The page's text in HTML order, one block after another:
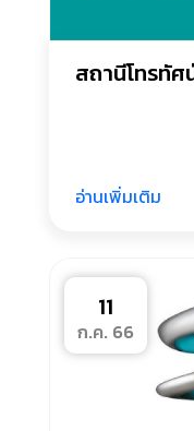
สถานีโทรทัศ
อ่านเพิ่มเติม
11
ก.ค. 66